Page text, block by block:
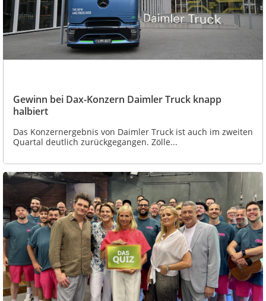
Gewinn bei Dax-Konzern Daimler Truck knapp
halbiert
Das Konzernergebnis von Daimler Truck ist auch im zweiten
Quartal deutlich zurückgegangen. Zölle...